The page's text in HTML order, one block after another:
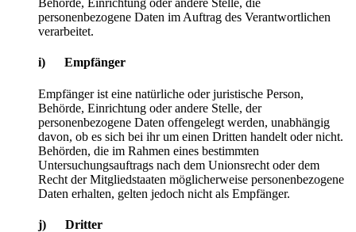
Behörde, Einrichtung oder andere Stelle, die
personenbezogene Daten im Auftrag des Verantwortlichen
verarbeitet.
i) Empfänger
Empfänger ist eine natürliche oder juristische Person,
Behörde, Einrichtung oder andere Stelle, der
personenbezogene Daten offengelegt werden, unabhängig
davon, ob es sich bei ihr um einen Dritten handelt oder nicht.
Behörden, die im Rahmen eines bestimmten
Untersuchungsauftrags nach dem Unionsrecht oder dem
Recht der Mitgliedstaaten möglicherweise personenbezogene
Daten erhalten, gelten jedoch nicht als Empfänger.
j) Dritter